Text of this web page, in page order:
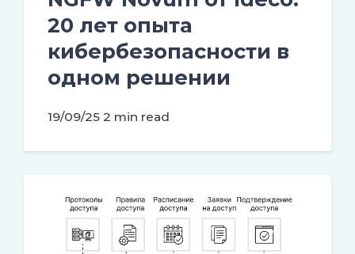
20 лет опыта
кибербезопасности в
одном решении
19/09/25 2 min read